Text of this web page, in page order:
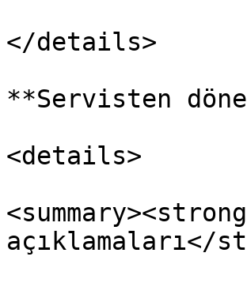
</details>
**Servisten
<details>
açıklamaları</